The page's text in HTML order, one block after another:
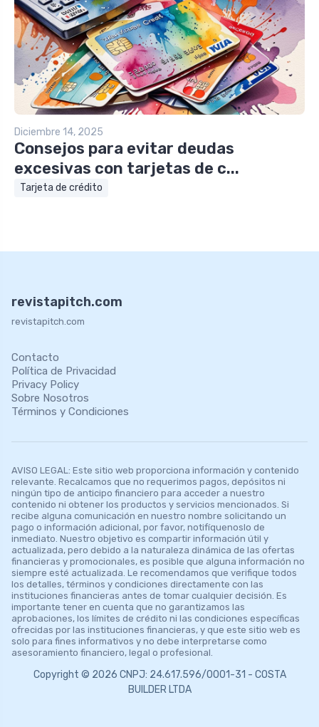
Diciembre 14, 2025
Consejos para evitar deudas
excesivas con tarjetas de c...
Tarjeta de crédito
revistapitch.com
revistapitch.com
Contacto
Política de Privacidad
Privacy Policy
Sobre Nosotros
Términos y Condiciones
AVISO LEGAL: Este sitio web proporciona información y contenido
relevante. Recalcamos que no requerimos pagos, depósitos ni
ningún tipo de anticipo financiero para acceder a nuestro
contenido ni obtener los productos y servicios mencionados. Si
recibe alguna comunicación en nuestro nombre solicitando un
pago o información adicional, por favor, notifíquenoslo de
inmediato. Nuestro objetivo es compartir información útil y
actualizada, pero debido a la naturaleza dinámica de las ofertas
financieras y promocionales, es posible que alguna información no
siempre esté actualizada. Le recomendamos que verifique todos
los detalles, términos y condiciones directamente con las
instituciones financieras antes de tomar cualquier decisión. Es
importante tener en cuenta que no garantizamos las
aprobaciones, los límites de crédito ni las condiciones específicas
ofrecidas por las instituciones financieras, y que este sitio web es
solo para fines informativos y no debe interpretarse como
asesoramiento financiero, legal o profesional.
Copyright © 2026 CNPJ: 24.617.596/0001-31 - COSTA
BUILDER LTDA